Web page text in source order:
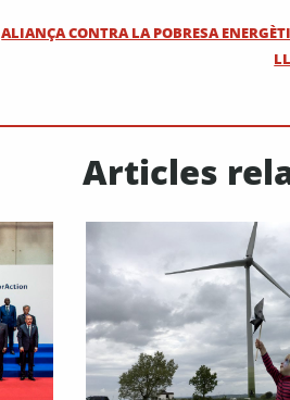
ALIANÇA CONTRA LA POBRESA
Articles